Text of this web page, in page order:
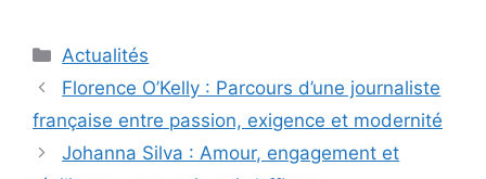
Catégories
Actualités
Florence O’Kelly : Parcours d’une journaliste
française entre passion, exigence et modernité
Johanna Silva : Amour, engagement et